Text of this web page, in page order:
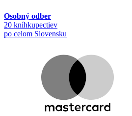
Osobný odber
20 kníhkupectiev
po celom Slovensku